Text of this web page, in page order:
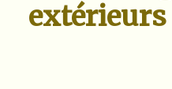
extérieurs